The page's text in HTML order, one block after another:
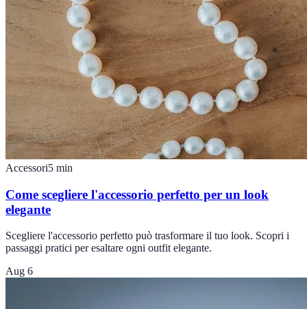
Accessori5 min
Come scegliere l'accessorio perfetto per un look
elegante
Scegliere l'accessorio perfetto può trasformare il tuo look. Scopri i
passaggi pratici per esaltare ogni outfit elegante.
Aug 6